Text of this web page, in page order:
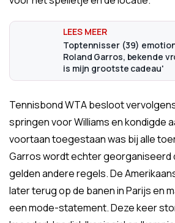
Toptennisser (39)
Roland Garros, bekende
is mijn grootste cadeau'
Tennisbond WTA besloot
springen voor Williams en kondigde
voortaan toegestaan was bij alle
Garros wordt echter georganiseerd
gelden andere regels. De
later terug op de banen in Parijs en
een mode-statement. Deze keer